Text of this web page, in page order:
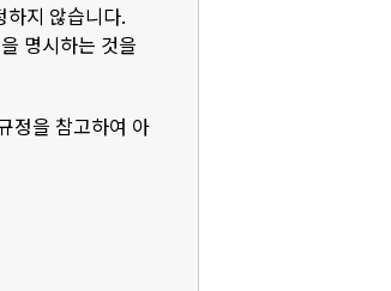
지 않습니다.
명시하는 것을
정을 참고하여 아